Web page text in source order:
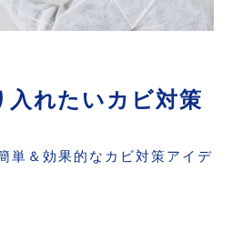
入れたいカビ対策
単＆効果的なカビ対策アイデ